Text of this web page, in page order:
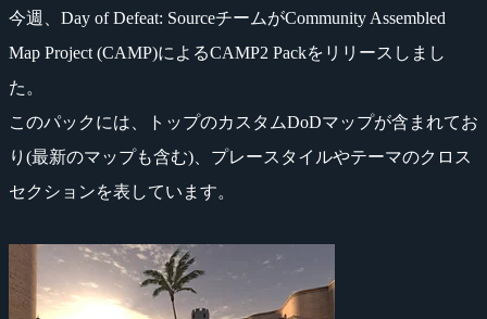
今週、Day of Defeat: SourceチームがCommunity Assembled
Map Project (CAMP)によるCAMP2 Packをリリースしまし
た。
このパックには、トップのカスタムDoDマップが含まれてお
り(最新のマップも含む)、プレースタイルやテーマのクロス
セクションを表しています。